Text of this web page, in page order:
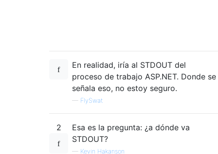
En realidad, iría al STDOUT del
proceso de trabajo ASP.NET. Donde se
señala eso, no estoy seguro.
— FlySwat
2
Esa es la pregunta: ¿a dónde va
STDOUT?
— Kevin Hakanson